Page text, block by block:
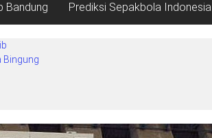
Bandung Prediksi Sepakbola Indonesia
Bingung